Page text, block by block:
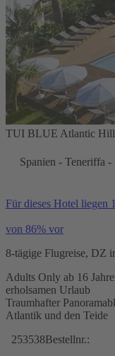
TUI BLUE Atlantic
Spanien - Teneriffa
Für dieses Hotel liegen
von 86% vor
8-tägige Flugreise, DZ
Adults Only ab 16
erholsamen Urlaub
Traumhafter
Atlantik und den Teide
253538Bestellnr.: